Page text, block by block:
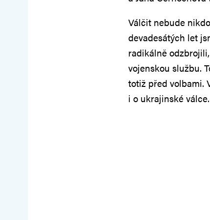
Válčit nebude
devadesátých let
radikálně
vojenskou službu.
totiž před volbami.
i o ukrajinské válce.